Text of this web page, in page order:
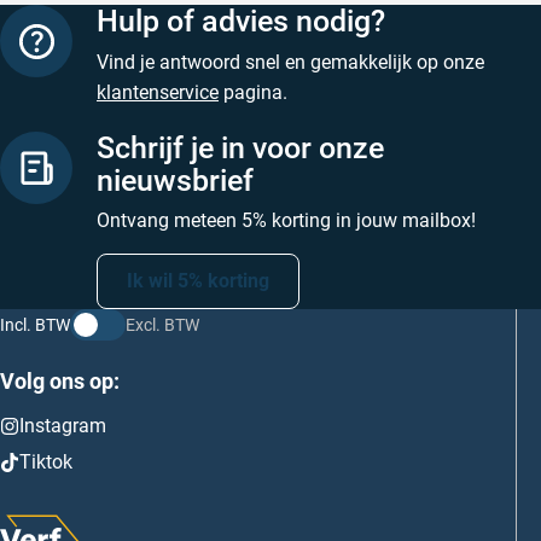
Hulp of advies nodig?
Vind je antwoord snel en gemakkelijk op onze
klantenservice pagina.
Schrijf je in voor onze
nieuwsbrief
Ontvang meteen 5% korting in jouw mailbox!
Ik wil 5% korting
Incl. BTW Excl. BTW
Volg ons op:
Instagram
Tiktok